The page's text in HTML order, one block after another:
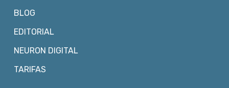
BLOG
EDITORIAL
NEURON DIGITAL
TARIFAS